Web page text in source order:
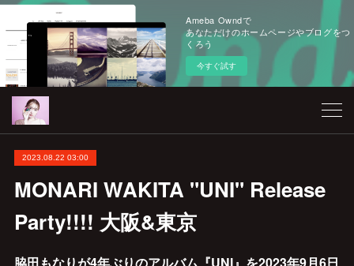
Ameba Owndで
あなただけのホームページやブログをつ
くろう
今すぐ試す
2023.08.22 03:00
MONARI WAKITA "UNI" Release
Party!!!! 大阪&東京